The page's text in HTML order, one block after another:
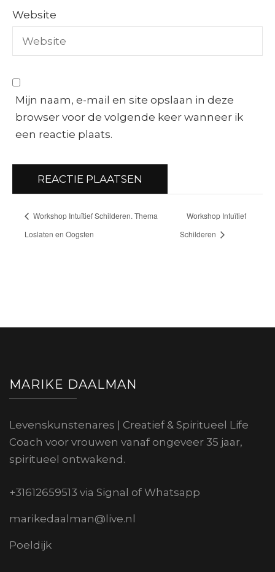
Website
Mijn naam, e-mail en site opslaan in deze
browser voor de volgende keer wanneer ik
een reactie plaats.
Workshop Intuïtief Schilderen. Thema
Loslaten en Oogsten
Workshop Intuïtief
Schilderen
MARIKE DAALMAN
Levenskunstenares | Creatief & Spiritueel Life
Coach voor vrouwen vanaf ongeveer 35 jaar,
spiritueel ontwakend.
+31612659513 via Signal of Whatsapp
marikedaalman@live.nl
Poeldijk